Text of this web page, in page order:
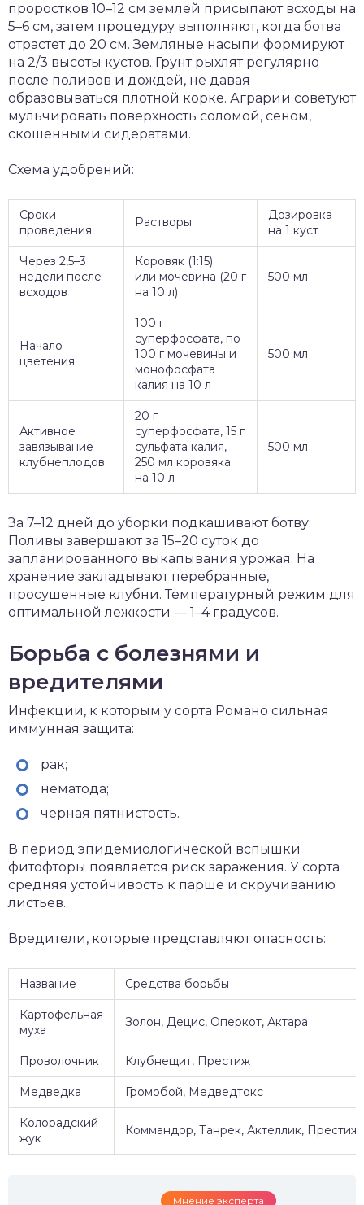
проростков 10–12 см землей присыпают всходы на
5–6 см, затем процедуру выполняют, когда ботва
отрастет до 20 см. Земляные насыпи формируют
на 2/3 высоты кустов. Грунт рыхлят регулярно
после поливов и дождей, не давая
образовываться плотной корке. Аграрии советуют
мульчировать поверхность соломой, сеном,
скошенными сидератами.
Схема удобрений:
Сроки
проведения
Растворы
Дозировка
на 1 куст
Через 2,5–3
недели после
всходов
Коровяк (1:15)
или мочевина (20 г
на 10 л)
500 мл
Начало
цветения
100 г
суперфосфата, по
100 г мочевины и
монофосфата
калия на 10 л
500 мл
Активное
завязывание
клубнеплодов
20 г
суперфосфата, 15 г
сульфата калия,
250 мл коровяка
на 10 л
500 мл
За 7–12 дней до уборки подкашивают ботву.
Поливы завершают за 15–20 суток до
запланированного выкапывания урожая. На
хранение закладывают перебранные,
просушенные клубни. Температурный режим для
оптимальной лежкости — 1–4 градусов.
Борьба с болезнями и
вредителями
Инфекции, к которым у сорта Романо сильная
иммунная защита:
рак;
нематода;
черная пятнистость.
В период эпидемиологической вспышки
фитофторы появляется риск заражения. У сорта
средняя устойчивость к парше и скручиванию
листьев.
Вредители, которые представляют опасность:
Название Средства борьбы
Картофельная
муха
Золон, Децис, Оперкот, Актара
Проволочник Клубнещит, Престиж
Медведка Громобой, Медведтокс
Колорадский
жук
Коммандор, Танрек, Актеллик, Престиж
Мнение эксперта